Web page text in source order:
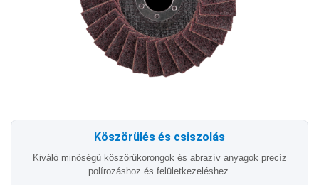
Köszörülés és csiszolás
Kiváló minőségű köszörűkorongok és abrazív anyagok precíz
polírozáshoz és felületkezeléshez.